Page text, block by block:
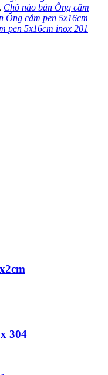
, Chỗ nào bán Ống cắm
Ống cắm pen 5x16cm
pen 5x16cm inox 201
304